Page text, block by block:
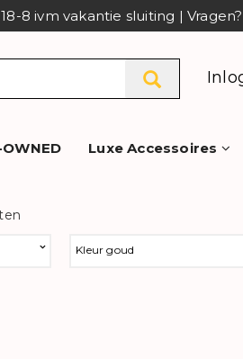
8 ivm vakantie sluiting |
OWNED Luxe Accessoires
Kleur goud